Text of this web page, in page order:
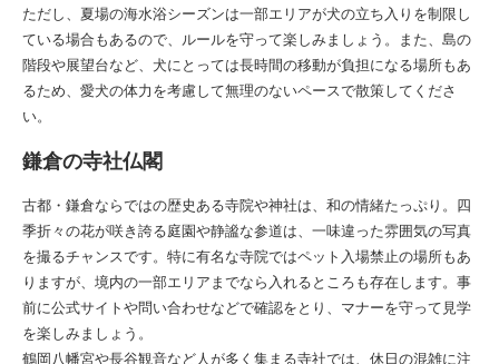
ただし、夏場の海水浴シーズンは一部エリアが犬の立ち入りを制限し
ている場合もあるので、ルールを守って楽しみましょう。また、島の
階段や展望台など、犬にとっては長時間の移動が負担になる場所もあ
るため、愛犬の体力を考慮して無理のないペースで散策してくださ
い。
鎌倉の寺社仏閣
古都・鎌倉ならではの歴史ある寺院や神社は、和の情緒たっぷり。四
季折々の花が咲き誇る庭園や静謐な参道は、一味違った雰囲気の写真
を撮るチャンスです。特に有名な寺院ではペット入場禁止の場所もあ
りますが、境内の一部エリアまでなら入れるところも存在します。事
前に公式サイトや問い合わせなどで確認をとり、マナーを守って見学
を楽しみましょう。
鶴岡八幡宮や長谷観音など人が多く集まる寺社では、休日の混雑に注